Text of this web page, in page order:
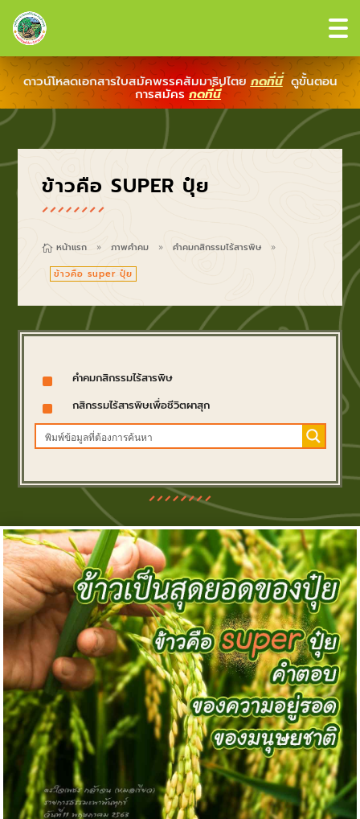
ดาวน์โหลดเอกสารใบสมัคพรรคสัมมาธิปไตย กดที่นี่ ดูขั้นตอน
การสมัครกดที่นี่
ข้าวคือ SUPER ปุ๋ย
 หน้าแรก 9 ภาพคำคม 9 คำคมกสิกรรมไร้สารพิษ 9
ข้าวคือ super ปุ๋ย
^ คำคมกสิกรรมไร้สารพิษ
^ กสิกรรมไร้สารพิษเพื่อชีวิตผาสุก